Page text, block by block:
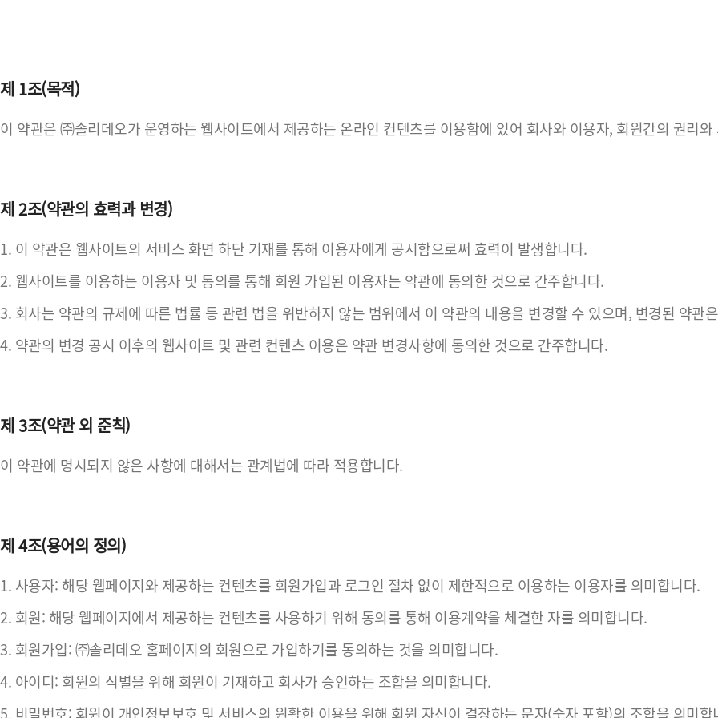
제 1조(목적)
이 약관은 ㈜솔리데오가 운영하는 웹사이트에서 제공하는 온라인 컨텐츠를 이용함에 있어 회사와 이용자, 회원간의 권리
제 2조(약관의 효력과 변경)
1. 이 약관은 웹사이트의 서비스 화면 하단 기재를 통해 이용자에게 공시함으로써 효력이 발생합니다.
2. 웹사이트를 이용하는 이용자 및 동의를 통해 회원 가입된 이용자는 약관에 동의한 것으로 간주합니다.
3. 회사는 약관의 규제에 따른 법률 등 관련 법을 위반하지 않는 범위에서 이 약관의 내용을 변경할 수 있으며, 변경된 약관
4. 약관의 변경 공시 이후의 웹사이트 및 관련 컨텐츠 이용은 약관 변경사항에 동의한 것으로 간주합니다.
제 3조(약관 외 준칙)
이 약관에 명시되지 않은 사항에 대해서는 관계법에 따라 적용합니다.
제 4조(용어의 정의)
1. 사용자: 해당 웹페이지와 제공하는 컨텐츠를 회원가입과 로그인 절차 없이 제한적으로 이용하는 이용자를 의미합니다.
2. 회원: 해당 웹페이지에서 제공하는 컨텐츠를 사용하기 위해 동의를 통해 이용계약을 체결한 자를 의미합니다.
3. 회원가입: ㈜솔리데오 홈페이지의 회원으로 가입하기를 동의하는 것을 의미합니다.
4. 아이디: 회원의 식별을 위해 회원이 기재하고 회사가 승인하는 조합을 의미합니다.
5. 비밀번호: 회원이 개인정보보호 및 서비스의 원활한 이용을 위해 회원 자신이 결장하는 문자(숫자 포함)의 조합을 의미합